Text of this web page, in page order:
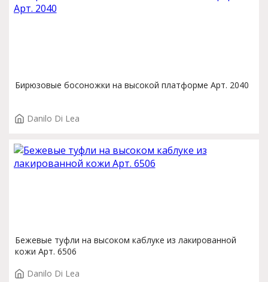
Бирюзовые босоножки на высокой платформе Арт. 2040
Danilo Di Lea
Бежевые туфли на высоком каблуке из лакированной
кожи Арт. 6506
Danilo Di Lea